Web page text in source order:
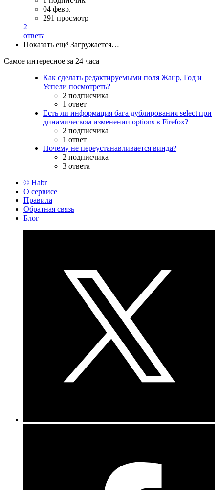
04 февр.
291 просмотр
2
ответа
Показать ещё Загружается…
Самое интересное за 24 часа
Как сделать редактируемыми поля Жанр, Год и
Успели посмотреть?
2 подписчика
1 ответ
Есть ли информация бага дублирования select при
динамическом изменении options в Firefox?
2 подписчика
1 ответ
Почему не переустанавливается винда?
2 подписчика
3 ответа
© Habr
О сервисе
Правила
Обратная связь
Блог